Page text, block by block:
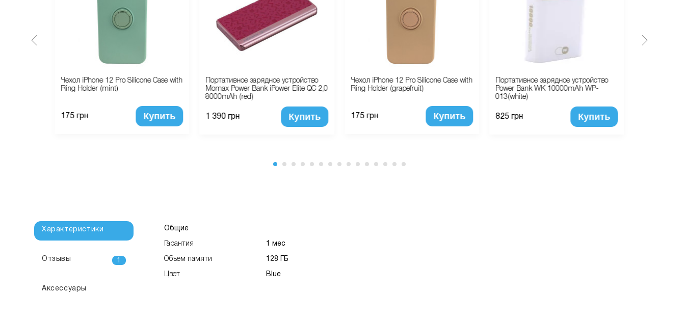
Чехол iPhone 12 Pro Silicone Case with
Ring Holder (mint)
175 грн Купить
Портативное зарядное устройство
Momax Power Bank iPower Elite QC 2,0
8000mAh (red)
1 390 грн Купить
Чехол iPhone 12 Pro Silicone Case with
Ring Holder (grapefruit)
175 грн Купить
Портативное зарядное устройство
Power Bank WK 10000mAh WP-
013(white)
825 грн Купить
Характеристики
Отзывы 1
Аксессуары
Общие
Гарантия 1 мес
Объем памяти 128 ГБ
Цвет Blue